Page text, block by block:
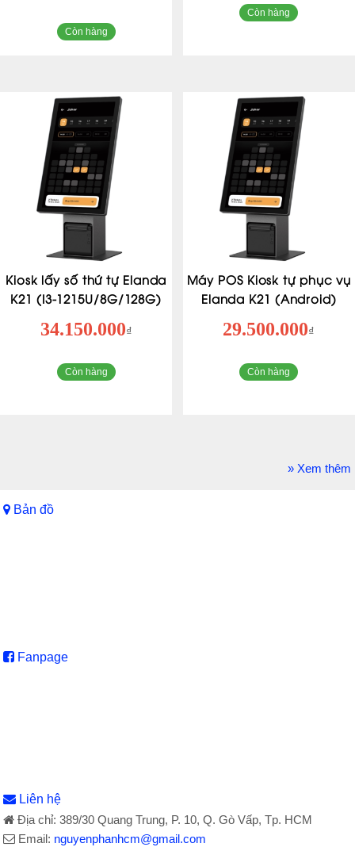
Còn hàng
Còn hàng
Kiosk lấy số thứ tự Elanda
K21 (I3-1215U/8G/128G)
34.150.000₫
Còn hàng
Máy POS Kiosk tự phục vụ
Elanda K21 (Android)
29.500.000₫
Còn hàng
» Xem thêm
Bản đồ
Fanpage
Liên hệ
Địa chỉ: 389/30 Quang Trung, P. 10, Q. Gò Vấp, Tp. HCM
Email: nguyenphanhcm@gmail.com